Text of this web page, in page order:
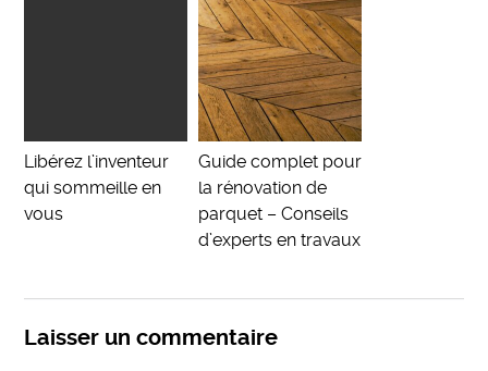
Libérez l’inventeur
qui sommeille en
vous
Guide complet pour
la rénovation de
parquet – Conseils
d’experts en travaux
Laisser un commentaire